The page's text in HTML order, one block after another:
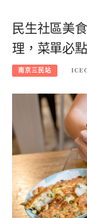
民生社區美
理，菜單必
南京三民站